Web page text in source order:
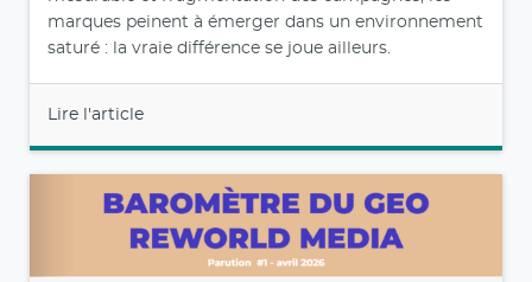
marques peinent à émerger dans un environnement
saturé : la vraie différence se joue ailleurs.
Lire l'article